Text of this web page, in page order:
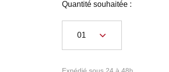
Quantité souhaitée :